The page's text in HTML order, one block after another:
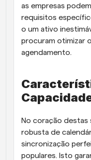
as empresas
requisitos
o um ativo
procuram otimizar
agendamento.
No coração destas
robusta de
sincronização
populares. Isto